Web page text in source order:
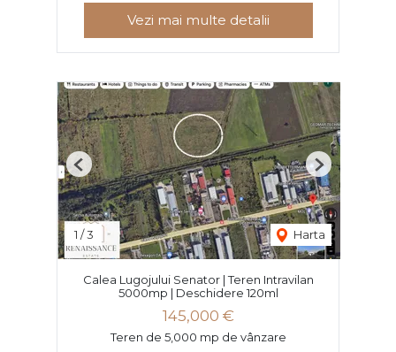
Vezi mai multe detalii
1 /3 Harta
Previous Next
Calea Lugojului Senator | Teren Intravilan
5000mp | Deschidere 120ml
145,000 €
Teren de 5,000 mp de vânzare